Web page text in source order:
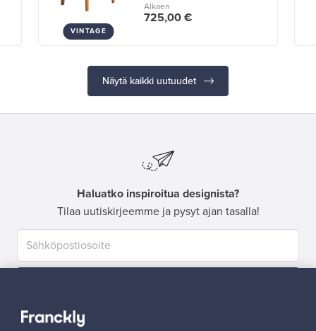
VINTAGE
Alkaen
725,00 €
Näytä kaikki uutuudet
Haluatko inspiroitua designista?
Tilaa uutiskirjeemme ja pysyt ajan tasalla!